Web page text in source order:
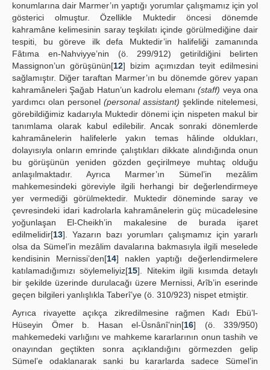
konumlarına dair Marmer’ın yaptığı yorumlar çalışmamız için yol
gösterici olmuştur. Özellikle Muktedir öncesi dönemde
kahramâne kelimesinin saray teşkilatı içinde görülmediğine dair
tespiti, bu göreve ilk defa Muktedir’in halifeliği zamanında
Fâtıma en-Nahviyye’nin (ö. 299/912) getirildiğini belirten
Massignon’un görüşünün[12] bizim açımızdan teyit edilmesini
sağlamıştır. Diğer taraftan Marmer’ın bu dönemde görev yapan
kahramâneleri Şağab Hatun’un kadrolu elemanı(staff) veya ona
yardımcı olan personel (personal assistant) şeklinde nitelemesi,
görebildiğimiz kadarıyla Muktedir dönemi için nispeten makul bir
tanımlama olarak kabul edilebilir. Ancak sonraki dönemlerde
kahramânelerin halifelerle yakın temas hâlinde oldukları,
dolayısıyla onların emrinde çalıştıkları dikkate alındığında onun
bu görüşünün yeniden gözden geçirilmeye muhtaç olduğu
anlaşılmaktadır. Ayrıca Marmer’ın Sümel’in mezâlim
mahkemesindeki göreviyle ilgili herhangi bir değerlendirmeye
yer vermediği görülmektedir. Muktedir döneminde saray ve
çevresindeki idari kadrolarla kahramânelerin güç mücadelesine
yoğunlaşan El-Cheikh’in makalesine de burada işaret
edilmelidir[13]. Yazarın bazı yorumları çalışmamız için yararlı
olsa da Sümel’in mezâlim davalarına bakmasıyla ilgili meselede
kendisinin Mernissi’den[14] naklen yaptığı değerlendirmelere
katılamadığımızı söylemeliyiz[15]. Nitekim ilgili kısımda detaylı
bir şekilde üzerinde durulacağı üzere Mernissi, Arîb’in eserinde
geçen bilgileri yanlışlıkla Taberî’ye (ö. 310/923) nispet etmiştir.
Ayrıca rivayette açıkça zikredilmesine rağmen Kadı Ebü’l-
Hüseyin Ömer b. Hasan el-Üsnânî’nin[16] (ö. 339/950)
mahkemedeki varlığını ve mahkeme kararlarının onun tashih ve
onayından geçtikten sonra açıklandığını görmezden gelip
Sümel’e odaklanarak sanki bu kararlarda sadece Sümel’in